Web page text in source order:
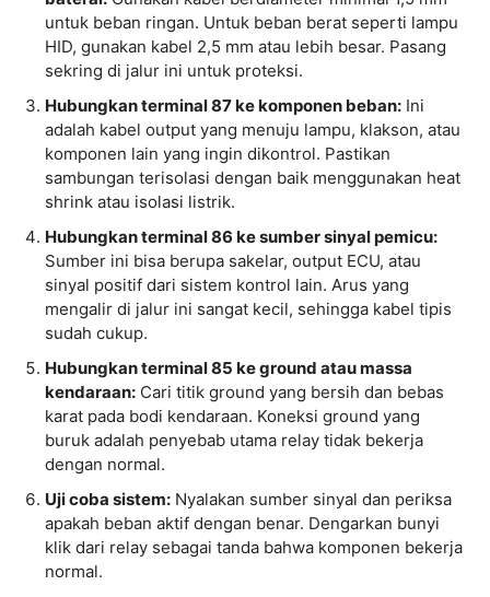
untuk beban ringan. Untuk beban berat seperti lampu
HID, gunakan kabel 2,5 mm atau lebih besar. Pasang
sekring di jalur ini untuk proteksi.
Hubungkan terminal 87 ke komponen beban: Ini
adalah kabel output yang menuju lampu, klakson, atau
komponen lain yang ingin dikontrol. Pastikan
sambungan terisolasi dengan baik menggunakan heat
shrink atau isolasi listrik.
Hubungkan terminal 86 ke sumber sinyal pemicu:
Sumber ini bisa berupa sakelar, output ECU, atau
sinyal positif dari sistem kontrol lain. Arus yang
mengalir di jalur ini sangat kecil, sehingga kabel tipis
sudah cukup.
Hubungkan terminal 85 ke ground atau massa
kendaraan: Cari titik ground yang bersih dan bebas
karat pada bodi kendaraan. Koneksi ground yang
buruk adalah penyebab utama relay tidak bekerja
dengan normal.
Uji coba sistem: Nyalakan sumber sinyal dan periksa
apakah beban aktif dengan benar. Dengarkan bunyi
klik dari relay sebagai tanda bahwa komponen bekerja
normal.